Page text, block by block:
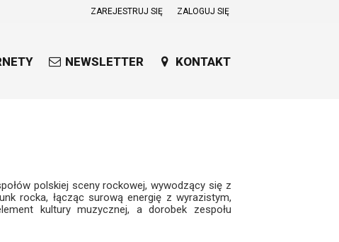
ZAREJESTRUJ SIĘ ZALOGUJ SIĘ
0,00
NEWSLETTER KONTAKT
polskiej sceny rockowej, wywodzący się z
rocka, łącząc surową energię z wyrazistym,
kultury muzycznej, a dorobek zespołu